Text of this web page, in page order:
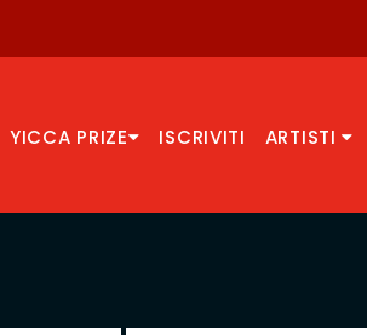
YICCA PRIZE ISCRIVITI ARTISTI